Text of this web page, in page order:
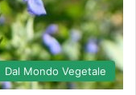
Dal Mondo Vegetale